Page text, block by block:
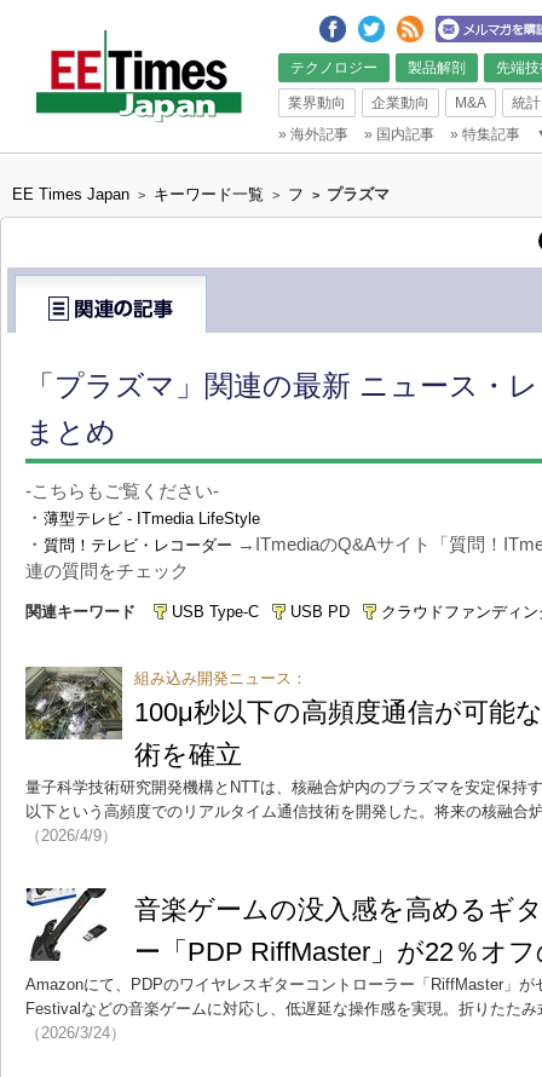
テクノロジー 製品解剖 先端
業界動向 企業動向 M&A
統計
» 海外記事 » 国内記事 » 特集記事
EE Times Japan > キーワード一覧 > フ > プラズマ
「プラズマ」関連の最新 ニュース・
まとめ
-こちらもご覧ください-
・ 薄型テレビ - ITmedia LifeStyle
・ 質問！テレビ・レコーダー →ITmediaのQ&Aサイト「質問！
連の質問をチェック
関連キーワード USB Type-C USB PD クラウドファンディン
組み込み開発ニュース：
100μ秒以下の高頻度通信が可能
術を確立
量子科学技術研究開発機構とNTTは、核融合炉内のプラズマを安定保持
以下という高頻度でのリアルタイム通信技術を開発した。将来の核融合
（2026/4/9）
音楽ゲームの没入感を高めるギ
ー「PDP RiffMaster」が22％オ
Amazonにて、PDPのワイヤレスギターコントローラー「RiffMaster」
Festivalなどの音楽ゲームに対応し、低遅延な操作感を実現。折りたた
（2026/3/24）